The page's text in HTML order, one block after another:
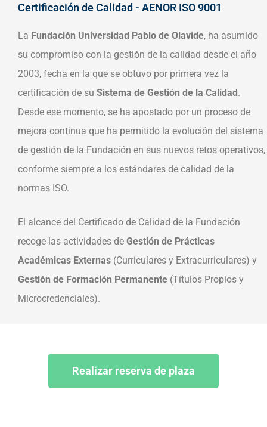
Certificación de Calidad - AENOR ISO 9001
La Fundación Universidad Pablo de Olavide, ha asumido
su compromiso con la gestión de la calidad desde el año
2003, fecha en la que se obtuvo por primera vez la
certificación de su Sistema de Gestión de la Calidad.
Desde ese momento, se ha apostado por un proceso de
mejora continua que ha permitido la evolución del sistema
de gestión de la Fundación en sus nuevos retos operativos,
conforme siempre a los estándares de calidad de la
normas ISO.
El alcance del Certificado de Calidad de la Fundación
recoge las actividades de Gestión de Prácticas
Académicas Externas (Curriculares y Extracurriculares) y
Gestión de Formación Permanente (Títulos Propios y
Microcredenciales).
Realizar reserva de plaza